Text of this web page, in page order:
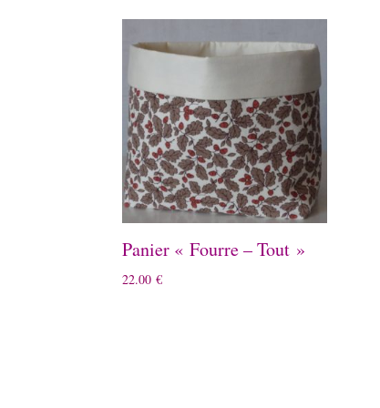
Panier « Fourre – Tout »
22.00€